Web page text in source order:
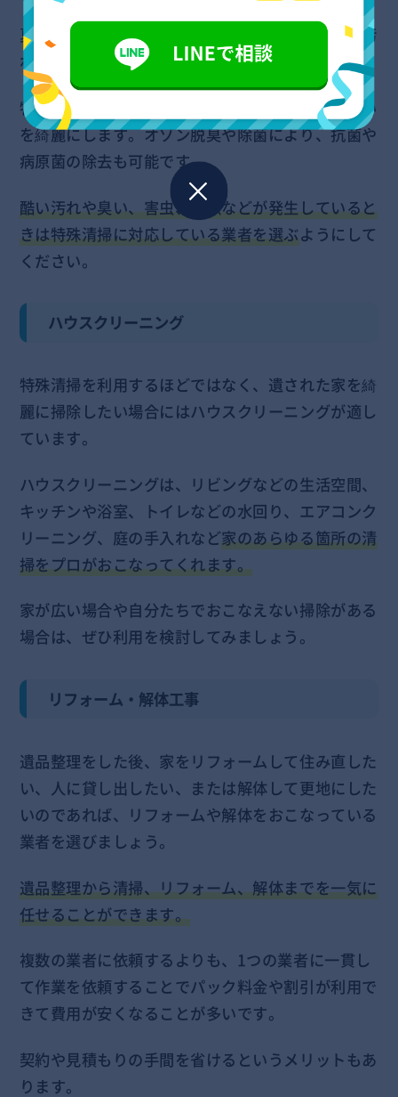
夏場に家で亡くなったり孤独死をしたりして家が汚
れている場合は特殊清掃が必要です。
特殊清掃では、普通の掃除では落ちない汚れや臭い
を綺麗にします。オゾン脱臭や除菌により、抗菌や
病原菌の除去も可能です。
酷い汚れや臭い、害虫、害獣などが発生していると
きは特殊清掃に対応している業者を選ぶようにして
ください。
ハウスクリーニング
特殊清掃を利用するほどではなく、遺された家を綺
麗に掃除したい場合にはハウスクリーニングが適し
ています。
ハウスクリーニングは、リビングなどの生活空間、
キッチンや浴室、トイレなどの水回り、エアコンク
リーニング、庭の手入れなど家のあらゆる箇所の清
掃をプロがおこなってくれます。
家が広い場合や自分たちでおこなえない掃除がある
場合は、ぜひ利用を検討してみましょう。
リフォーム・解体工事
遺品整理をした後、家をリフォームして住み直した
い、人に貸し出したい、または解体して更地にした
いのであれば、リフォームや解体をおこなっている
業者を選びましょう。
遺品整理から清掃、リフォーム、解体までを一気に
任せることができます。
複数の業者に依頼するよりも、1つの業者に一貫し
て作業を依頼することでパック料金や割引が利用で
きて費用が安くなることが多いです。
契約や見積もりの手間を省けるというメリットもあ
ります。